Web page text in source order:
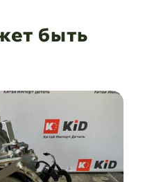
быть